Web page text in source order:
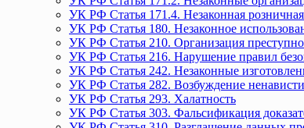
УК РФ Статья 171.4. Незаконная
УК РФ Статья 180. Незаконное
УК РФ Статья 210. Организация
УК РФ Статья 216. Нарушение правил
УК РФ Статья 242. Незаконные
УК РФ Статья 282. Возбуждение
УК РФ Статья 293. Халатность
УК РФ Статья 303. Фальсификация